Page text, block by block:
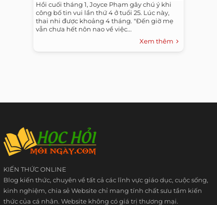
Hồi cuối tháng 1, Joyce Phạm gây chú ý khi
công bố tin vui lần thứ 4 ở tuổi 25. Lúc này,
thai nhi được khoảng 4 tháng. "Đến giờ mẹ
vẫn chưa hết nôn nao về việc...
Xem thêm
KIẾN THỨC ONLINE
Blog kiến thức, chuyên về tất cả các lĩnh vực giáo dục, cuộc sống,
kinh nghiệm, chia sẻ Website chỉ mang tính chất sưu tầm kiến
thức của cá nhân. Website không có giá trị thương mại.